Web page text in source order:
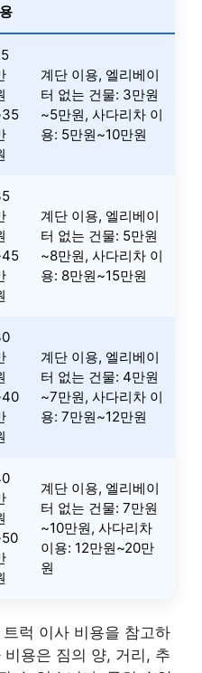
용
계단 이용, 엘리베이
터 없는 건물: 3만원
~5만원, 사다리차 이
용: 5만원~10만원
계단 이용, 엘리베이
터 없는 건물: 5만원
~8만원, 사다리차 이
용: 8만원~15만원
계단 이용, 엘리베이
터 없는 건물: 4만원
~7만원, 사다리차 이
용: 7만원~12만원
계단 이용, 엘리베이
터 없는 건물: 7만원
~10만원, 사다리차
이용: 12만원~20만
원
럭 이사 비용을 참고하
용은 짐의 양, 거리, 추